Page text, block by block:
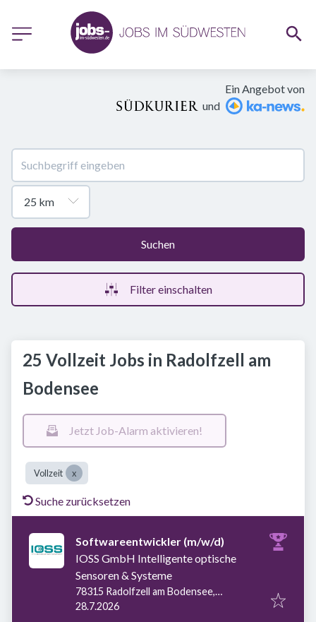
Ein Angebot von
und
Suchen
Filter einschalten
25 Vollzeit Jobs in Radolfzell am
Bodensee
Jetzt Job-Alarm aktivieren!
Vollzeit
Suche zurücksetzen
Softwareentwickler (m/w/d)
IOSS GmbH Intelligente optische
Sensoren & Systeme
78315 Radolfzell am Bodensee,
Deutschland
Veröffentlicht
28.7.2026